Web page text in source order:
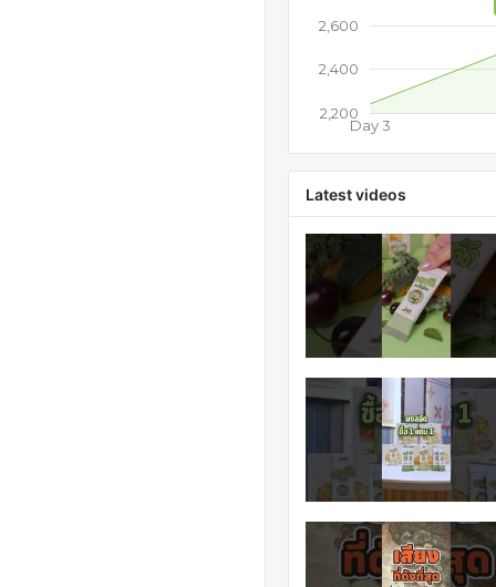
Day 3
2,200
2,400
2,600
Latest videos